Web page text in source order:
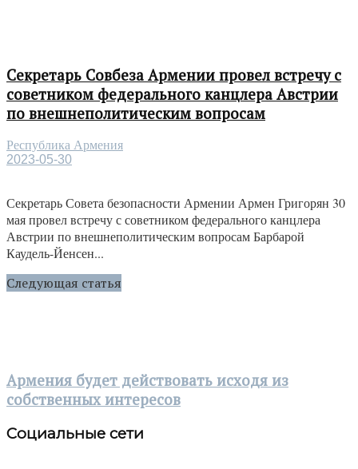
Секретарь Совбеза Армении провел встречу с
советником федерального канцлера Австрии
по внешнеполитическим вопросам
Республика Армения
2023-05-30
Секретарь Совета безопасности Армении Армен Григорян 30
мая провел встречу с советником федерального канцлера
Австрии по внешнеполитическим вопросам Барбарой
Каудель-Йенсен...
Следующая статья
Армения будет действовать исходя из
собственных интересов
Социальные сети